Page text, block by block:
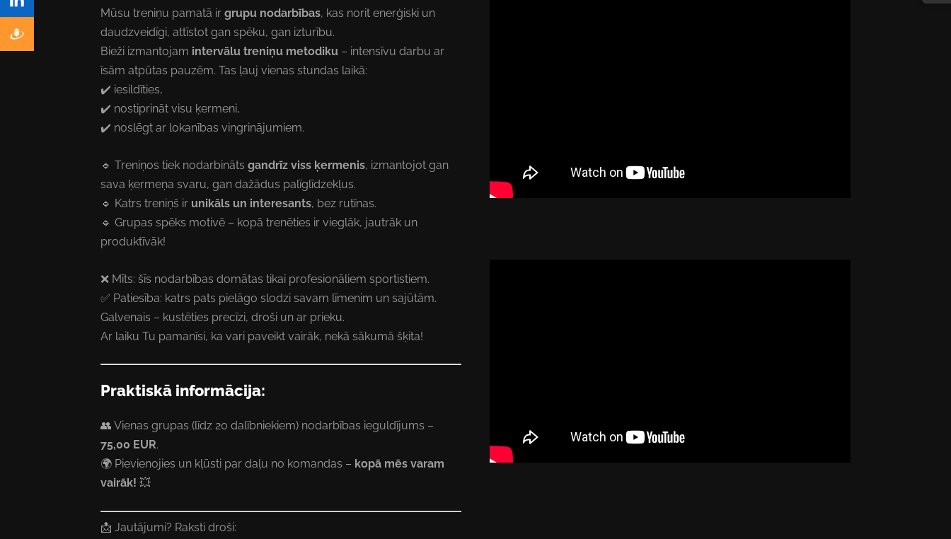
Mūsu treniņu pamatā ir grupu nodarbības, kas norit enerģiski un
daudzveidīgi, attīstot gan spēku, gan izturību.
Bieži izmantojam intervālu treniņu metodiku – intensīvu darbu ar
īsām atpūtas pauzēm. Tas ļauj vienas stundas laikā:
✔️ iesildīties,
✔️ nostiprināt visu ķermeni,
✔️ noslēgt ar lokanības vingrinājumiem.
🔹 Treniņos tiek nodarbināts gandrīz viss ķermenis, izmantojot gan
sava ķermeņa svaru, gan dažādus palīglīdzekļus.
🔹 Katrs treniņš ir unikāls un interesants, bez rutīnas.
🔹 Grupas spēks motivē – kopā trenēties ir vieglāk, jautrāk un
produktīvāk!
❌ Mīts: šīs nodarbības domātas tikai profesionāliem sportistiem.
✅ Patiesība: katrs pats pielāgo slodzi savam līmenim un sajūtām.
Galvenais – kustēties precīzi, droši un ar prieku.
Ar laiku Tu pamanīsi, ka vari paveikt vairāk, nekā sākumā šķita!
Praktiskā informācija:
👥 Vienas grupas (līdz 20 dalībniekiem) nodarbības ieguldījums –
75,00 EUR.
🌍 Pievienojies un kļūsti par daļu no komandas – kopā mēs varam
vairāk! 💥
📩 Jautājumi? Raksti droši: